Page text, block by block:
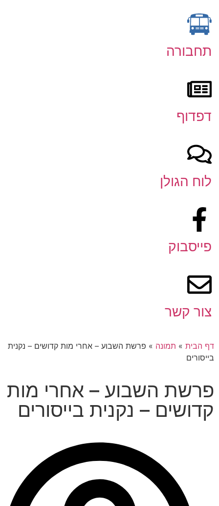
תחבורה
דפדוף
לוח הגולן
פייסבוק
צור קשר
דף הבית » תמונה » פרשת השבוע – אחרי מות קדושים – נקנית
בייסורים
פרשת השבוע – אחרי מות
קדושים – נקנית בייסורים